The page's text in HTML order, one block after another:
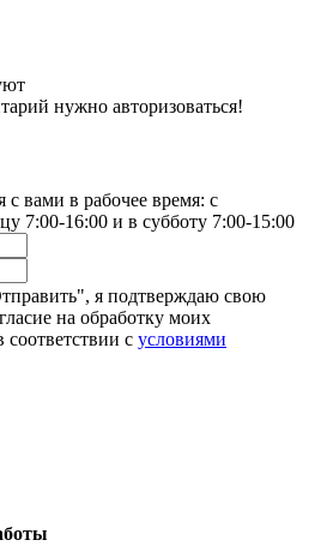
нужно авторизоваться!
вами в рабочее время: с
7:00-16:00 и в субботу 7:00-15:00
я подтверждаю свою
на обработку моих
с условиями